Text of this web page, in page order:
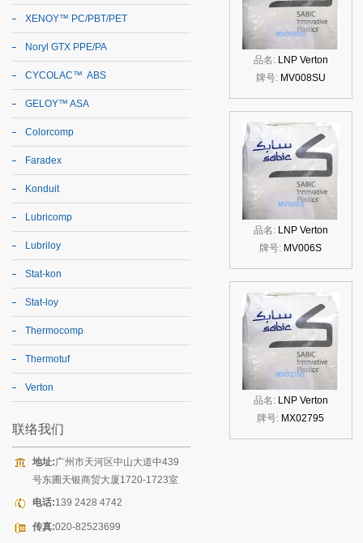
品名: LNP Verton
牌号: MV008SU
品名: LNP Verton
牌号: MV006S
品名: LNP Verton
牌号: MX02795
XENOY™ PC/PBT/PET
Noryl GTX PPE/PA
CYCOLAC™ ABS
GELOY™ ASA
Colorcomp
Faradex
Konduit
Lubricomp
Lubriloy
Stat-kon
Stat-loy
Thermocomp
Thermotuf
Verton
联络我们
地址:广州市天河区中山大道中439
号东圃天银商贸大厦1720-1723室
电话:139 2428 4742
传真:020-82523699